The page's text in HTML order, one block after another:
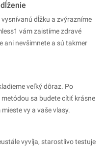
dĺžku a zvýrazníme
vám zaistíme zdravé
ani nevšimnete a sú takmer
veľký dôraz. Po
sa budete cítiť krásne
vy a vaše vlasy.
vyvíja, starostlivo testuje